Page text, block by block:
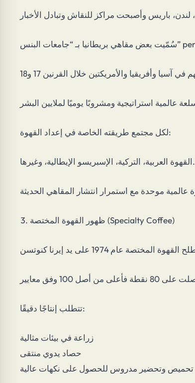
لكل مجتمع طريقته الخاصة في إعداد القهوة:
القهوة العربية، التركية، الإسبريسو الإيطالية، وغيرها.
ظهور القهوة المختصة (Specialty Coffee)
تتطلب إنتاجًا دقيقًا:
زراعة في بيئات مثالية
حصاد يدوي منتقى
تحميص وتحضير مدروس للحصول على نكهات عالية